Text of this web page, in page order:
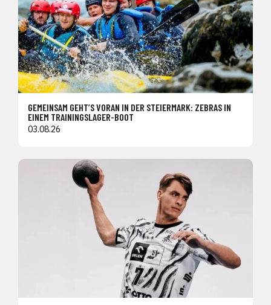
GEMEINSAM GEHT’S VORAN IN DER STEIERMARK: ZEBRAS IN
EINEM TRAININGSLAGER-BOOT
03.08.26